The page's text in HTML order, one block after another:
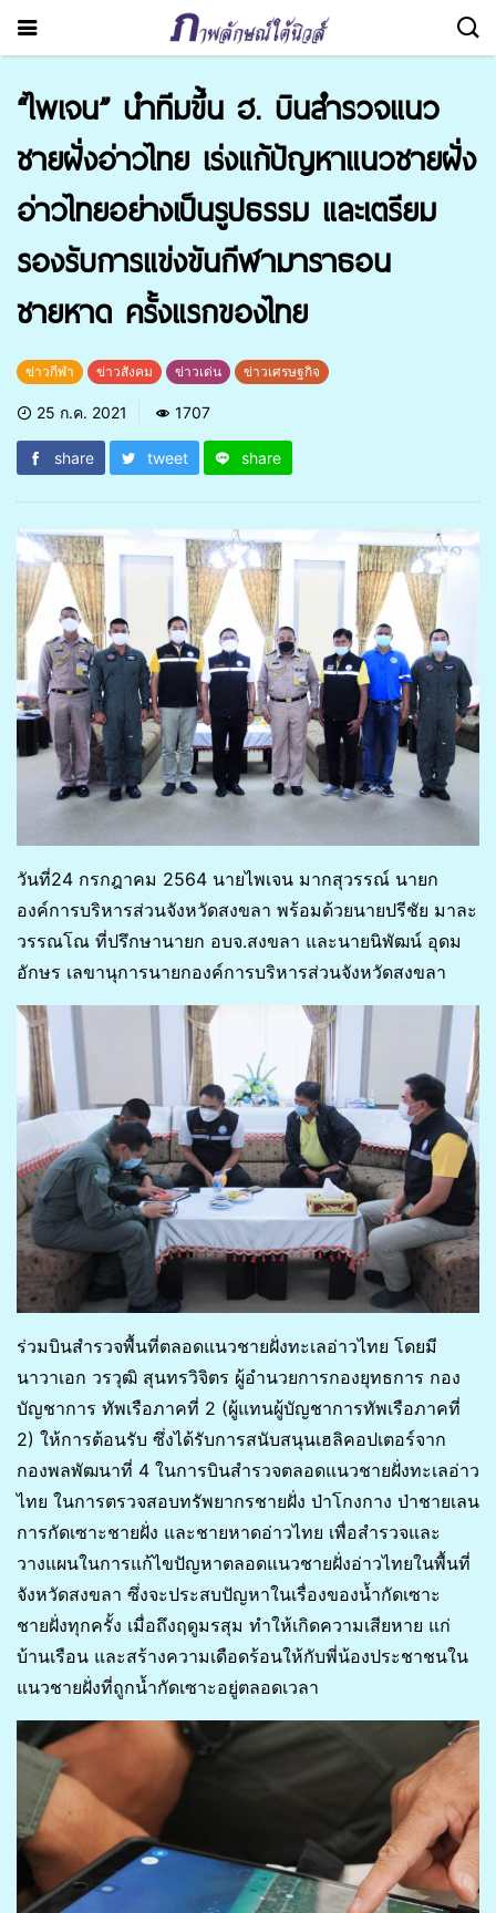
“ไพเจน” นำทีมขึ้น ฮ. บินสำรวจแนว
ชายฝั่งอ่าวไทย เร่งแก้ปัญหาแนวชายฝั่ง
อ่าวไทยอย่างเป็นรูปธรรม และเตรียม
รองรับการแข่งขันกีฬามาราธอน
ชายหาด ครั้งแรกของไทย
ข่าวกีฬา ข่าวสังคม ข่าวเด่น ข่าวเศรษฐกิจ
25 ก.ค. 2021 1707
share tweet share
วันที่24 กรกฎาคม 2564 นายไพเจน มากสุวรรณ์ นายก
องค์การบริหารส่วนจังหวัดสงขลา พร้อมด้วยนายปรีชัย มาละ
วรรณโณ ที่ปรึกษานายก อบจ.สงขลา และนายนิพัฒน์ อุดม
อักษร เลขานุการนายกองค์การบริหารส่วนจังหวัดสงขลา
ร่วมบินสำรวจพื้นที่ตลอดแนวชายฝั่งทะเลอ่าวไทย โดยมี
นาวาเอก วรวุฒิ สุนทรวิจิตร ผู้อำนวยการกองยุทธการ กอง
บัญชาการ ทัพเรือภาคที่ 2 (ผู้แทนผู้บัญชาการทัพเรือภาคที่
2) ให้การต้อนรับ ซึ่งได้รับการสนับสนุนเฮลิคอปเตอร์จาก
กองพลพัฒนาที่ 4 ในการบินสำรวจตลอดแนวชายฝั่งทะเลอ่าว
ไทย ในการตรวจสอบทรัพยากรชายฝั่ง ป่าโกงกาง ป่าชายเลน
การกัดเซาะชายฝั่ง และชายหาดอ่าวไทย เพื่อสำรวจและ
วางแผนในการแก้ไขปัญหาตลอดแนวชายฝั่งอ่าวไทยในพื้นที่
จังหวัดสงขลา ซึ่งจะประสบปัญหาในเรื่องของน้ำกัดเซาะ
ชายฝั่งทุกครั้ง เมื่อถึงฤดูมรสุม ทำให้เกิดความเสียหาย แก่
บ้านเรือน และสร้างความเดือดร้อนให้กับพี่น้องประชาชนใน
แนวชายฝั่งที่ถูกน้ำกัดเซาะอยู่ตลอดเวลา